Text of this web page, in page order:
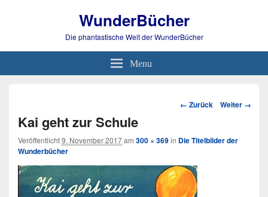
WunderBücher
Die phantastische Welt der WunderBücher
Menu
Bild-
← Zurück Weiter →
Kai geht zur Schule
Veröffentlicht9. November 2017am 300 × 369in Die Titelbilder der
Wunderbücher